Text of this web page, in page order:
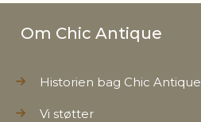
Om Chic Antique
Historien bag Chic Antique
Vi støtter